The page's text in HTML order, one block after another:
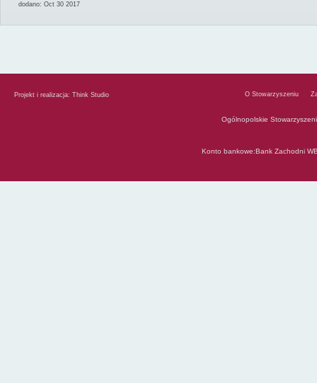
dodano: Oct 30 2017
Projekt i realizacja: Think Studio O Stowarzyszeniu
Ogólnopolskie
Konto bankowe:Bank Zachodni